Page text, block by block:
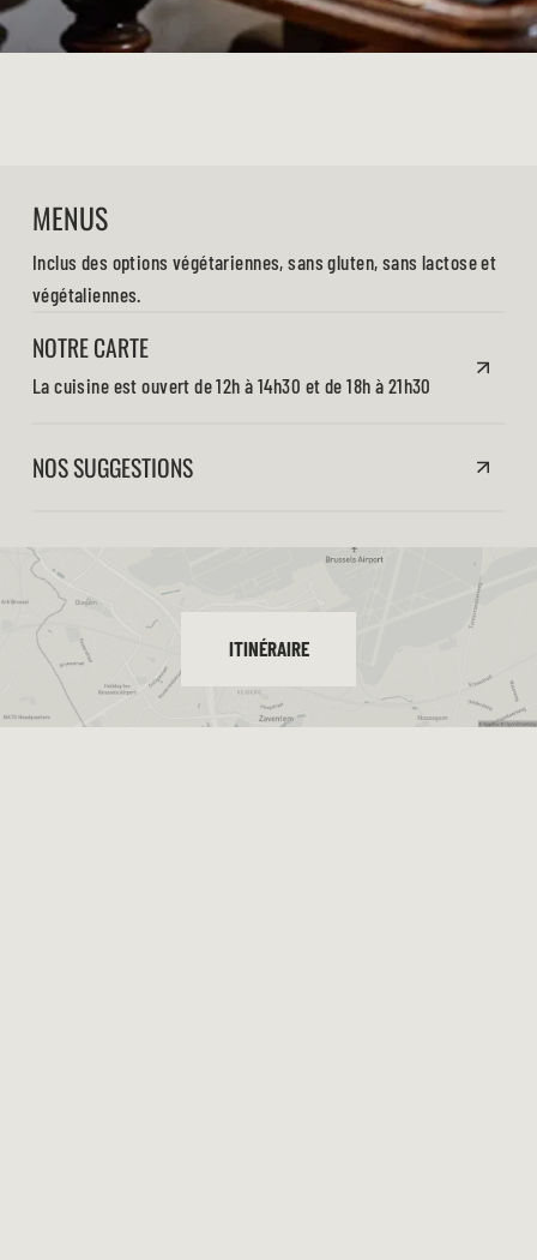
MENUS
Inclus des options végétariennes, sans gluten, sans lactose et
végétaliennes.
NOTRE CARTE
La cuisine est ouvert de 12h à 14h30 et de 18h à 21h30
NOS SUGGESTIONS
ITINÉRAIRE